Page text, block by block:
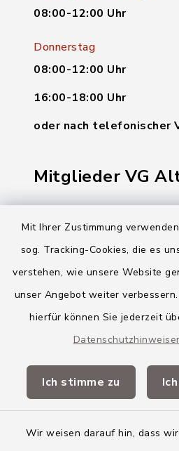
Mit Ihrer Zustimmung
sog. Tracking-Cookies, die es
verstehen, wie unsere Website
unser Angebot weiter
hierfür können Sie jederzeit
Ich stimme zu
Wir weisen darauf hin, dass
08:00-12:00 Uhr
Donnerstag
08:00-12:00 Uhr
16:00-18:00 Uhr
oder nach telefonischer
Mitglieder VG
Markt Altenstadt
Gemeinde Osterberg
VG Altenstadt
Landkreis Neu-Ulm